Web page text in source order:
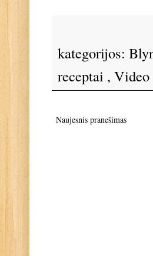
kategorijos:
receptai , Video
Naujesnis pranešimas